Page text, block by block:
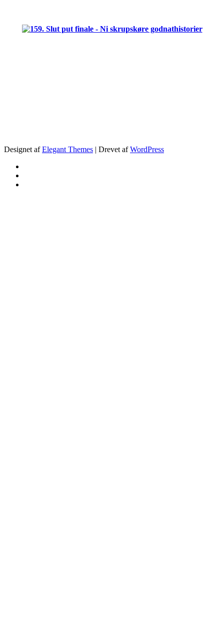
Designet afElegant Themes | Drevet afWordPress